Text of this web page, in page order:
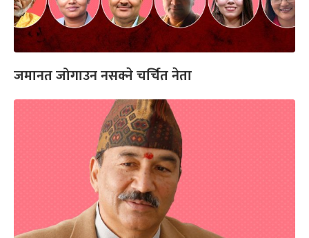
जमानत जोगाउन नसक्ने चर्चित नेता